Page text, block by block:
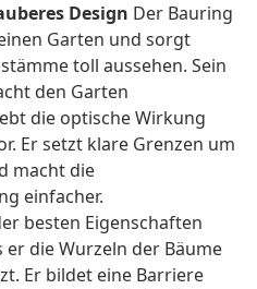
Design Der Bauring
Garten und sorgt
toll aussehen. Sein
den Garten
die optische Wirkung
Er setzt klare Grenzen um
macht die
einfacher.
besten Eigenschaften
er die Wurzeln der Bäume
Er bildet eine Barriere